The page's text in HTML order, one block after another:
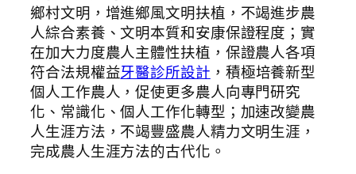
鄉村文明，增進鄉風文明扶植，不竭進步農
人綜合素養、文明本質和安康保證程度；實
在加大力度農人主體性扶植，保證農人各項
符合法規權益牙醫診所設計 ，積極培養新型
個人工作農人，促使更多農人向專門研究
化、常識化、個人工作化轉型；加速改變農
人生涯方法，不竭豐盛農人精力文明生涯，
完成農人生涯方法的古代化。